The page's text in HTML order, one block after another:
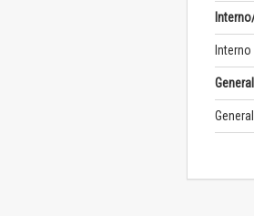
Interno